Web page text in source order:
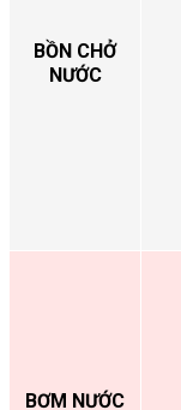
BỒN CHỞ
NƯỚC
BƠM NƯỚC